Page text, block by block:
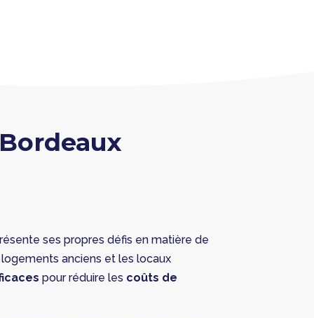
ses propres défis en matière de
logements anciens et les locaux
pour réduire les coûts de